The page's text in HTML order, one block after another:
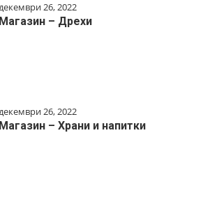
26, 2022
Магазин – Дрехи
26, 2022
Магазин – Храни и напитки